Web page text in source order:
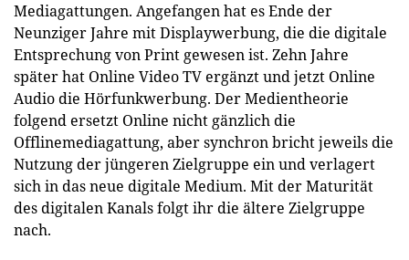
Mediagattungen. Angefangen hat es Ende der
Neunziger Jahre mit Displaywerbung, die die digitale
Entsprechung von Print gewesen ist. Zehn Jahre
später hat Online Video TV ergänzt und jetzt Online
Audio die Hörfunkwerbung. Der Medientheorie
folgend ersetzt Online nicht gänzlich die
Offlinemediagattung, aber synchron bricht jeweils die
Nutzung der jüngeren Zielgruppe ein und verlagert
sich in das neue digitale Medium. Mit der Maturität
des digitalen Kanals folgt ihr die ältere Zielgruppe
nach.